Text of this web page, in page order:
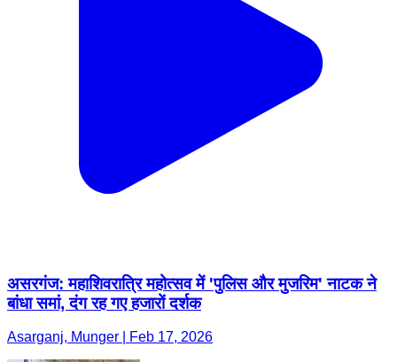
असरगंज: महाशिवरात्रि महोत्सव में 'पुलिस और मुजरिम' नाटक ने
बांधा समां, दंग रह गए हजारों दर्शक
Asarganj, Munger | Feb 17, 2026